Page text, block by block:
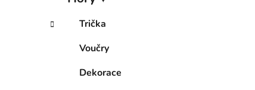
n
i
Trička
Voučry
Dekorace